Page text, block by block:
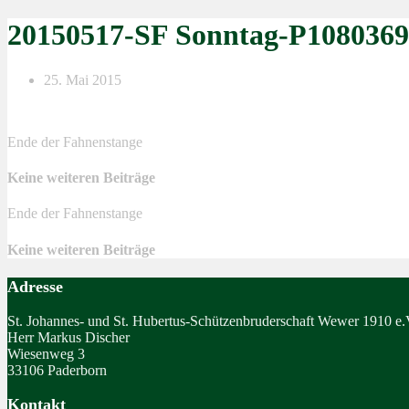
20150517-SF Sonntag-P1080369
25. Mai 2015
Ende der Fahnenstange
Keine weiteren Beiträge
Ende der Fahnenstange
Keine weiteren Beiträge
Adresse
St. Johannes- und St. Hubertus-Schützenbruderschaft Wewer 1910
Herr Markus Discher
Wiesenweg 3
33106 Paderborn
Kontakt